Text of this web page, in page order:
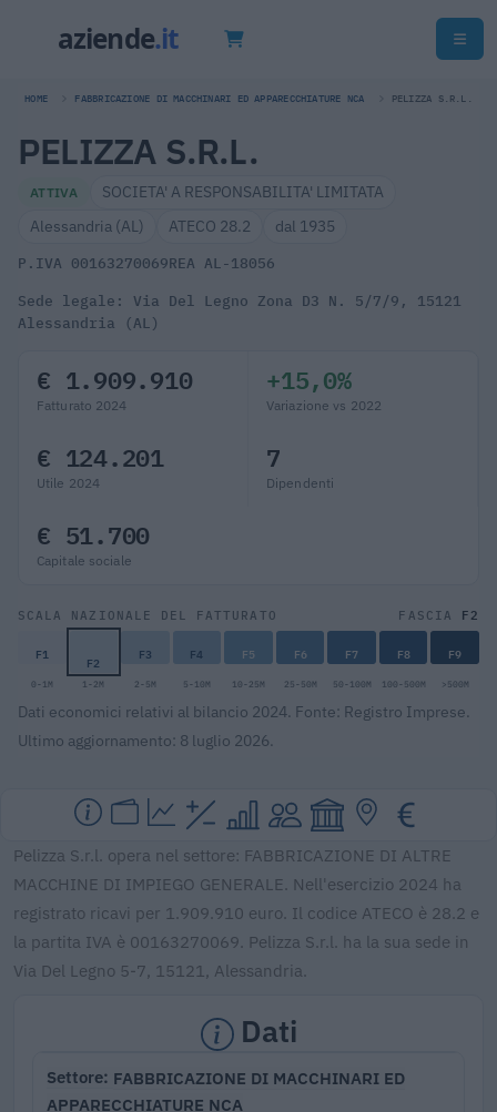
HOME FABBRICAZIONE DI MACCHINARI ED APPARECCHIATURE NCA PELIZZA S.R.L.
PELIZZA S.R.L.
ATTIVA
SOCIETA' A RESPONSABILITA' LIMITATA
Alessandria (AL)
ATECO 28.2 dal 1935
P.IVA 00163270069REA AL-18056
Sede legale: Via Del Legno Zona D3 N. 5/7/9, 15121
Alessandria (AL)
€ 1.909.910
Fatturato 2024
+15,0%
Variazione vs 2022
€ 124.201
Utile 2024
7
Dipendenti
€ 51.700
Capitale sociale
SCALA NAZIONALE DEL FATTURATO FASCIA F2
F1 F2 F3 F4 F5 F6 F7 F8 F9
0-1M 1-2M 2-5M 5-10M 10-25M 25-50M 50-100M 100-500M >500M
Dati economici relativi al bilancio 2024. Fonte: Registro Imprese.
Ultimo aggiornamento: 8 luglio 2026.
Pelizza S.r.l. opera nel settore: FABBRICAZIONE DI ALTRE
MACCHINE DI IMPIEGO GENERALE. Nell'esercizio 2024 ha
registrato ricavi per 1.909.910 euro. Il codice ATECO è 28.2 e
la partita IVA è 00163270069. Pelizza S.r.l. ha la sua sede in
Via Del Legno 5-7, 15121, Alessandria.
Dati
Settore FABBRICAZIONE DI MACCHINARI ED
APPARECCHIATURE NCA